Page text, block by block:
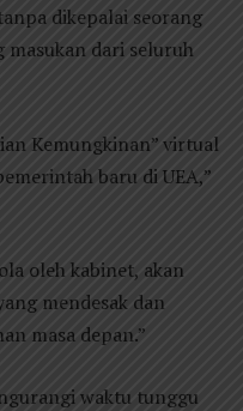
dikepalai seorang
masukan dari seluruh
Kemungkinan” virtual
baru di UEA,”
oleh kabinet, akan
mendesak dan
masa depan.”
waktu tunggu